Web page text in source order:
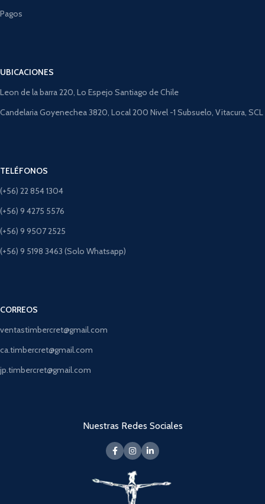
Pagos
UBICACIONES
Leon de la barra 220, Lo Espejo Santiago de Chile
Candelaria Goyenechea 3820, Local 200 Nivel -1 Subsuelo, Vitacura, SCL
TELÉFONOS
(+56) 22 854 1304
(+56) 9 4275 5576
(+56) 9 9507 2525
(+56) 9 5198 3463 (Solo Whatsapp)
CORREOS
ventastimbercret@gmail.com
ca.timbercret@gmail.com
jp.timbercret@gmail.com
Nuestras Redes Sociales